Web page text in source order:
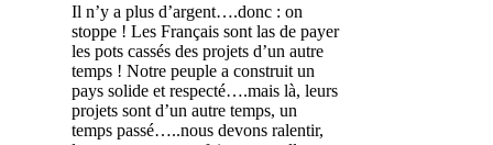
Il n’y a plus d’argent….donc : on
stoppe ! Les Français sont las de payer
les pots cassés des projets d’un autre
temps ! Notre peuple a construit un
pays solide et respecté….mais là, leurs
projets sont d’un autre temps, un
temps passé…..nous devons ralentir,